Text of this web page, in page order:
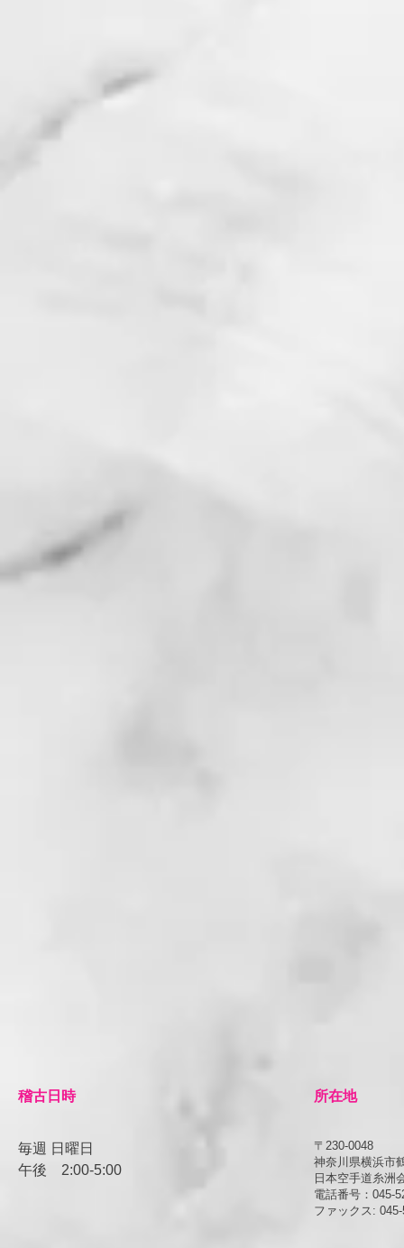
​稽古日時
毎週 日曜日
午後 ​2:00-5:00
所在地
〒230-0048
神奈川県横浜市
日本空手道糸洲
電話番号：045-
ファックス: